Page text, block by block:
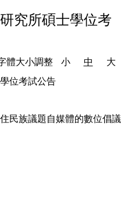
究所碩士學位考
體大小調整 小 中
大
位考試公告
民族議題自媒體的數位倡議